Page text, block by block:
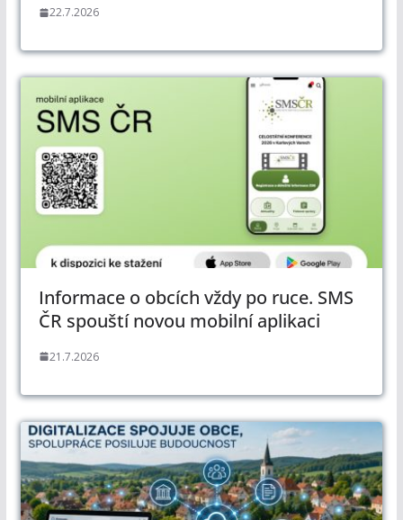
22.7.2026
Informace o obcích vždy po ruce. SMS
ČR spouští novou mobilní aplikaci
21.7.2026